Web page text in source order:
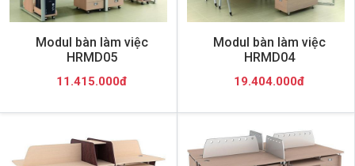
Modul bàn làm việc
HRMD05
11.415.000đ
Modul bàn làm việc
HRMD04
19.404.000đ